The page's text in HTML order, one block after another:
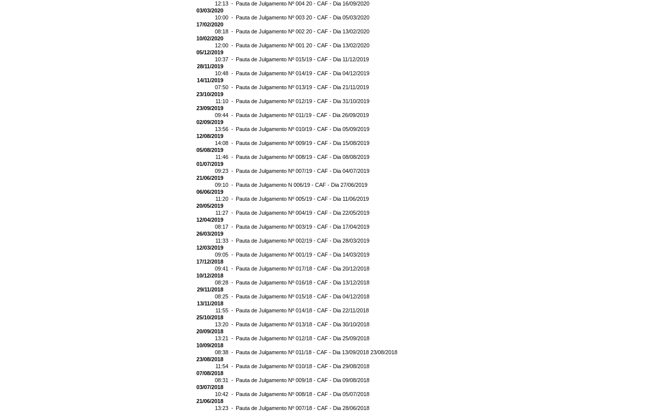
12:13 - Pauta de Julgamento Nº 004 20 - CAF - Dia 16/09/2020
03/03/2020
10:00 - Pauta de Julgamento Nº 003 20 - CAF - Dia 05/03/2020
17/02/2020
08:18 - Pauta de Julgamento Nº 002 20 - CAF - Dia 13/02/2020
10/02/2020
12:00 - Pauta de Julgamento Nº 001 20 - CAF - Dia 13/02/2020
05/12/2019
10:37 - Pauta de Julgamento Nº 015/19 - CAF - Dia 11/12/2019
28/11/2019
10:48 - Pauta de Julgamento Nº 014/19 - CAF - Dia 04/12/2019
14/11/2019
07:50 - Pauta de Julgamento Nº 013/19 - CAF - Dia 21/11/2019
23/10/2019
11:10 - Pauta de Julgamento Nº 012/19 - CAF - Dia 31/10/2019
23/09/2019
09:44 - Pauta de Julgamento Nº 011/19 - CAF - Dia 26/09/2019
02/09/2019
13:56 - Pauta de Julgamento Nº 010/19 - CAF - Dia 05/09/2019
12/08/2019
14:08 - Pauta de Julgamento Nº 009/19 - CAF - Dia 15/08/2019
05/08/2019
11:46 - Pauta de Julgamento Nº 008/19 - CAF - Dia 08/08/2019
01/07/2019
09:23 - Pauta de Julgamento Nº 007/19 - CAF - Dia 04/07/2019
21/06/2019
09:10 - Pauta de Julgamento N 006/19 - CAF - Dia 27/06/2019
06/06/2019
11:20 - Pauta de Julgamento Nº 005/19 - CAF - Dia 11/06/2019
20/05/2019
11:27 - Pauta de Julgamento Nº 004/19 - CAF - Dia 22/05/2019
12/04/2019
08:17 - Pauta de Julgamento Nº 003/19 - CAF - Dia 17/04/2019
26/03/2019
11:33 - Pauta de Julgamento Nº 002/19 - CAF - Dia 28/03/2019
12/03/2019
09:05 - Pauta de Julgamento Nº 001/19 - CAF - Dia 14/03/2019
17/12/2018
09:41 - Pauta de Julgamento Nº 017/18 - CAF - Dia 20/12/2018
10/12/2018
08:28 - Pauta de Julgamento Nº 016/18 - CAF - Dia 13/12/2018
29/11/2018
08:25 - Pauta de Julgamento Nº 015/18 - CAF - Dia 04/12/2018
13/11/2018
11:55 - Pauta de Julgamento Nº 014/18 - CAF - Dia 22/11/2018
25/10/2018
13:20 - Pauta de Julgamento Nº 013/18 - CAF - Dia 30/10/2018
20/09/2018
13:21 - Pauta de Julgamento Nº 012/18 - CAF - Dia 25/09/2018
10/09/2018
08:38 - Pauta de Julgamento Nº 011/18 - CAF - Dia 13/09/2018 23/08/2018
23/08/2018
11:54 - Pauta de Julgamento Nº 010/18 - CAF - Dia 29/08/2018
07/08/2018
08:31 - Pauta de Julgamento Nº 009/18 - CAF - Dia 09/08/2018
03/07/2018
10:42 - Pauta de Julgamento Nº 008/18 - CAF - Dia 05/07/2018
21/06/2018
13:23 - Pauta de Julgamento Nº 007/18 - CAF - Dia 28/06/2018